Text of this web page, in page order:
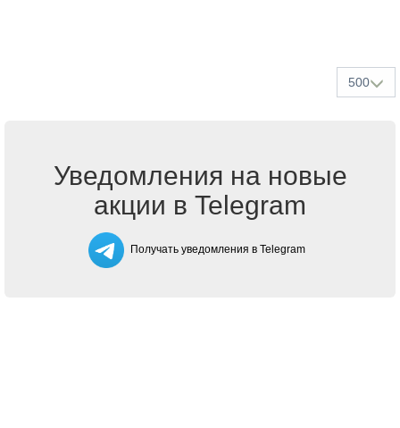
500
Уведомления на новые
акции в Telegram
Получать уведомления в Telegram